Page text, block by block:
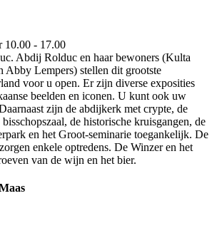
10.00 - 17.00
Abdij Rolduc en haar bewoners (Kulta
Abby Lempers) stellen dit grootste
voor u open. Er zijn diverse exposities
beelden en iconen. U kunt ook uw
zijn de abdijkerk met crypte, de
de historische kruisgangen, de
en het Groot-seminarie toegankelijk. De
enkele optredens. De Winzer en het
van de wijn en het bier.